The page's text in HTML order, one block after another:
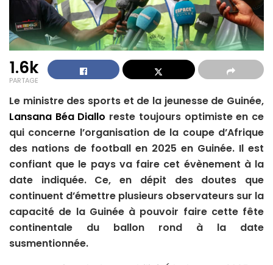
1.6k
PARTAGE
Le ministre des sports et de la jeunesse de Guinée,
Lansana Béa Diallo reste toujours optimiste en ce
qui concerne l’organisation de la coupe d’Afrique
des nations de football en 2025 en Guinée. Il est
confiant que le pays va faire cet évènement à la
date indiquée. Ce, en dépit des doutes que
continuent d’émettre plusieurs observateurs sur la
capacité de la Guinée à pouvoir faire cette fête
continentale du ballon rond à la date
susmentionnée.